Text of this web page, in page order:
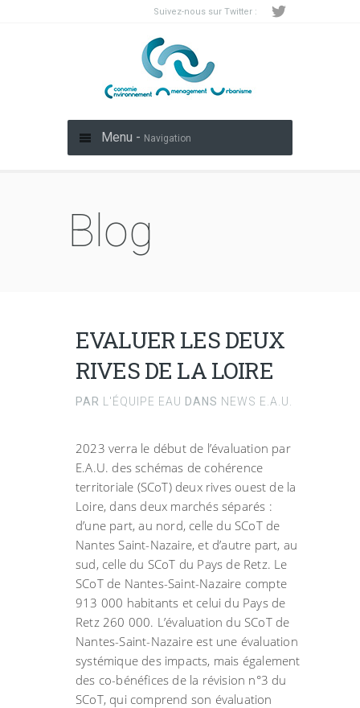
Suivez-nous sur Twitter :
Menu - Navigation
Blog
EVALUER LES DEUX
RIVES DE LA LOIRE
PAR L'ÉQUIPE EAU DANS NEWS E.A.U.
2023 verra le début de l’évaluation par
E.A.U. des schémas de cohérence
territoriale (SCoT) deux rives ouest de la
Loire, dans deux marchés séparés :
d’une part, au nord, celle du SCoT de
Nantes Saint-Nazaire, et d’autre part, au
sud, celle du SCoT du Pays de Retz. Le
SCoT de Nantes-Saint-Nazaire compte
913 000 habitants et celui du Pays de
Retz 260 000. L’évaluation du SCoT de
Nantes-Saint-Nazaire est une évaluation
systémique des impacts, mais également
des co-bénéfices de la révision n°3 du
SCoT, qui comprend son évaluation